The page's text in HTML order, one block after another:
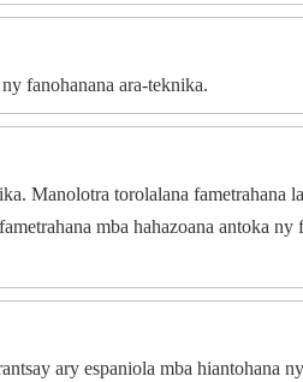
fanohanana ara-teknika.
Manolotra torolalana fametrahana
mba hahazoana antoka ny
ary espaniola mba hiantohana